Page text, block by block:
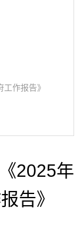
作报告》
2025年
告》